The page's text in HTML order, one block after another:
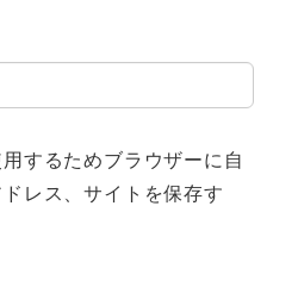
するためブラウザーに自
レス、サイトを保存す